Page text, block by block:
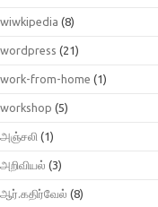
wiwkipedia (8)
wordpress (21)
work-from-home (1)
workshop (5)
அஞ்சலி (1)
அறிவியல் (3)
ஆர்.கதிர்வேல் (8)